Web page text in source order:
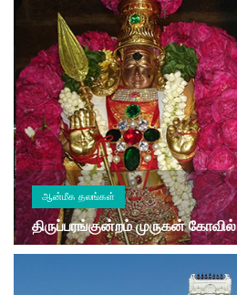
ஆன்மீக தலங்கள்
திருப்பரங்குன்றம் முருகன் கோவில்